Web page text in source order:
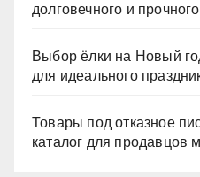
долговечного и
Выбор ёлки на Новый
для идеального
Товары под отказное
каталог для продавцов